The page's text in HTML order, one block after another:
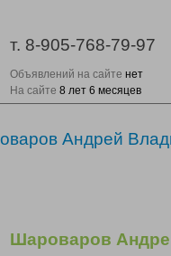
т. 8-905-768-79-97
Объявлений на сайте нет
На сайте 8 лет 6 месяцев
Шароваров